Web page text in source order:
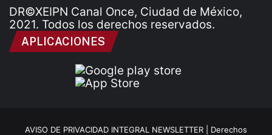
DR©XEIPN Canal Once, Ciudad de México,
2021. Todos los derechos reservados.
APLICACIONES
AVISO DE PRIVACIDAD INTEGRAL NEWSLETTER | Derechos